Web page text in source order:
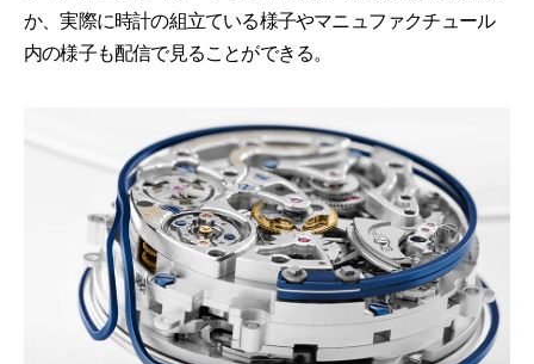
か、実際に時計の組立ている様子やマニュファクチュール
内の様子も配信で見ることができる。